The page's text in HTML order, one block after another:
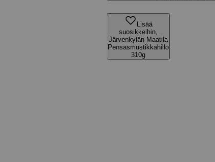
Lisää
suosikkeihin,
Järvenkylän Maatila
Pensasmustikkahillo
310g